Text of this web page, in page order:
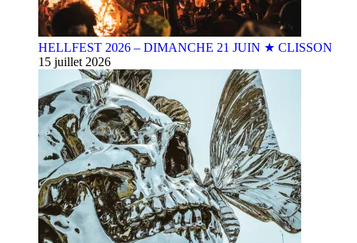
HELLFEST 2026 – DIMANCHE 21 JUIN ★ CLISSON
15 juillet 2026